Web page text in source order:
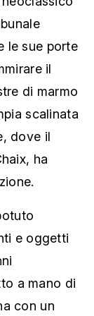
le sue porte
il
di marmo
scalinata
dove il
ha
e oggetti
a mano di
con un